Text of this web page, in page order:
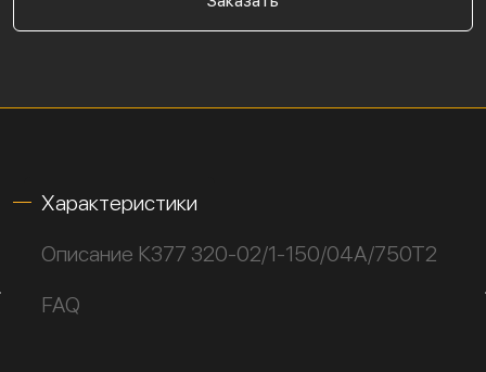
Характеристики
Описание К377 320-02/1-150/04А/750Т2
FAQ